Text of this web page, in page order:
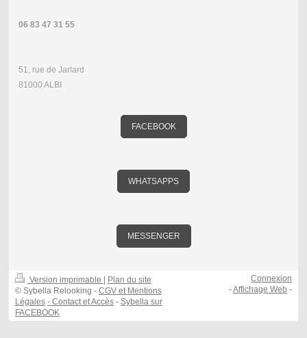
06 83 47 31 55
51, rue de Jarlard
81000 ALBI
FACEBOOK
WHATSAPPS
MESSENGER
Version imprimable
Plan du site
© Sybella Relooking - CGV et Mentions
Légales - Contact et Accès- Sybella sur
FACEBOOK
Connexion
-Affichage Web -